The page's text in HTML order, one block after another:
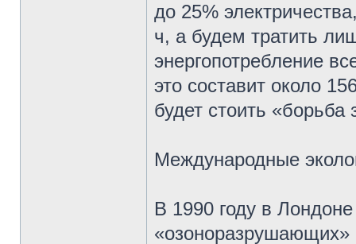
до 25%
ч, а будем тратить
энергопотребление
это составит около
будет стоить «борьба
Международные
В 1990 году в
«озоноразрушающих»